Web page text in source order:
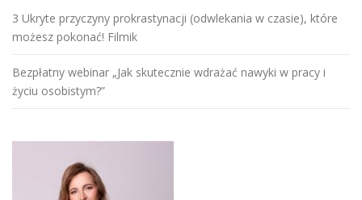
3 Ukryte przyczyny prokrastynacji (odwlekania w czasie), które
możesz pokonać! Filmik
Bezpłatny webinar „Jak skutecznie wdrażać nawyki w pracy i
życiu osobistym?”